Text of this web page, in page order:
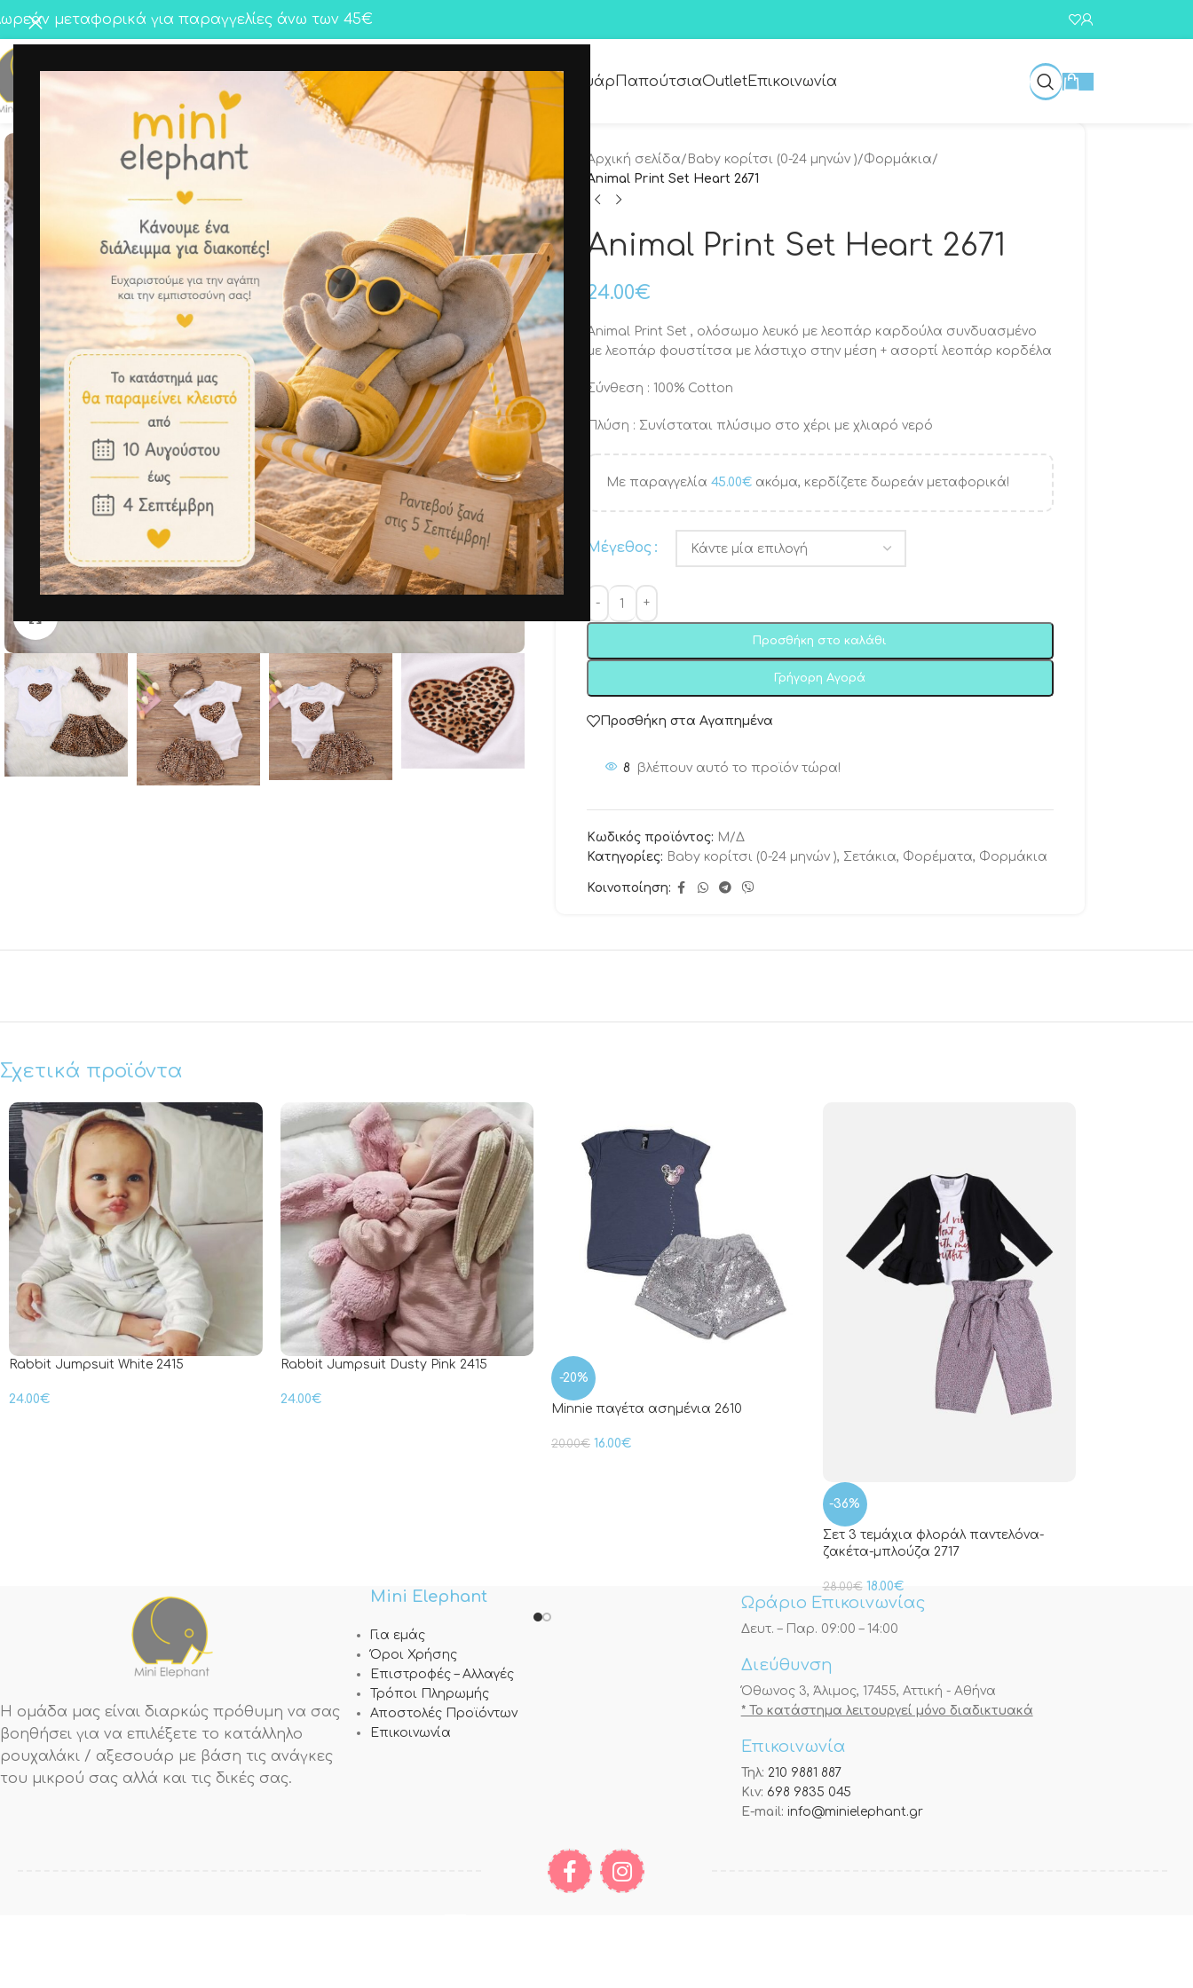
μεταφορικά για παραγγελίες άνω των 45€
ΚορίτσιΑγόρι Twins Premium Collection Αξεσουάρ ΠαπούτσιαOutletΕπικοινωνία
Αρχική σελίδα/ Baby κορίτσι (0-24 μηνών )/Φορμάκια/
Animal Print Set Heart 2671
Animal Print Set Heart 2671
24.00€
Animal Print Set , ολόσωμο λευκό με λεοπάρ καρδούλα συνδυασμένο
με λεοπάρ φουστίτσα με λάστιχο στην μέση + ασορτί λεοπάρ κορδέλα
Σύνθεση : 100% Cotton
Πλύση : Συνίσταται πλύσιμο στο χέρι με χλιαρό νερό
Με παραγγελία 45.00€ακόμα, κερδίζετε δωρεάν μεταφορικά!
Μέγεθος
Προσθήκη στο καλάθι
Γρήγορη Αγορά
Προσθήκη στα Αγαπημένα
8 βλέπουν αυτό το προϊόν τώρα!
Κωδικός προϊόντος: Μ/Δ
Κατηγορίες: Baby κορίτσι (0-24 μηνών ), Σετάκια, Φορέματα, Φορμάκια
Κοινοποίηση:
Σχετικά προϊόντα
Rabbit Jumpsuit White 2415
24.00€
Rabbit Jumpsuit Dusty Pink 2415
24.00€
-20%
Minnie παγέτα ασημένια 2610
20.00€ 16.00€
-36%
Σετ 3 τεμάχια φλοράλ παντελόνα-
ζακέτα-μπλούζα 2717
28.00€ 18.00€
Η ομάδα μας είναι διαρκώς πρόθυμη να σας
βοηθήσει για να επιλέξετε το κατάλληλο
ρουχαλάκι / αξεσουάρ με βάση τις ανάγκες
του μικρού σας αλλά και τις δικές σας.
Mini Elephant
Για εμάς
Όροι Χρήσης
Επιστροφές – Αλλαγές
Τρόποι Πληρωμής
Αποστολές Προϊόντων
Επικοινωνία
Ωράριο Επικοινωνίας
Δευτ. – Παρ. 09:00 – 14:00
Διεύθυνση
Όθωνος 3, Άλιμος, 17455, Αττική - Αθήνα
* Το κατάστημα λειτουργεί μόνο διαδικτυακά
Επικοινωνία
Τηλ: 210 9881 887
Κιν: 698 9835 045
E-mail: info@minielephant.gr